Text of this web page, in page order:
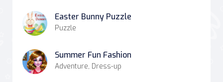
Easter Bunny Puzzle
Puzzle
Summer Fun Fashion
Adventure, Dress-up